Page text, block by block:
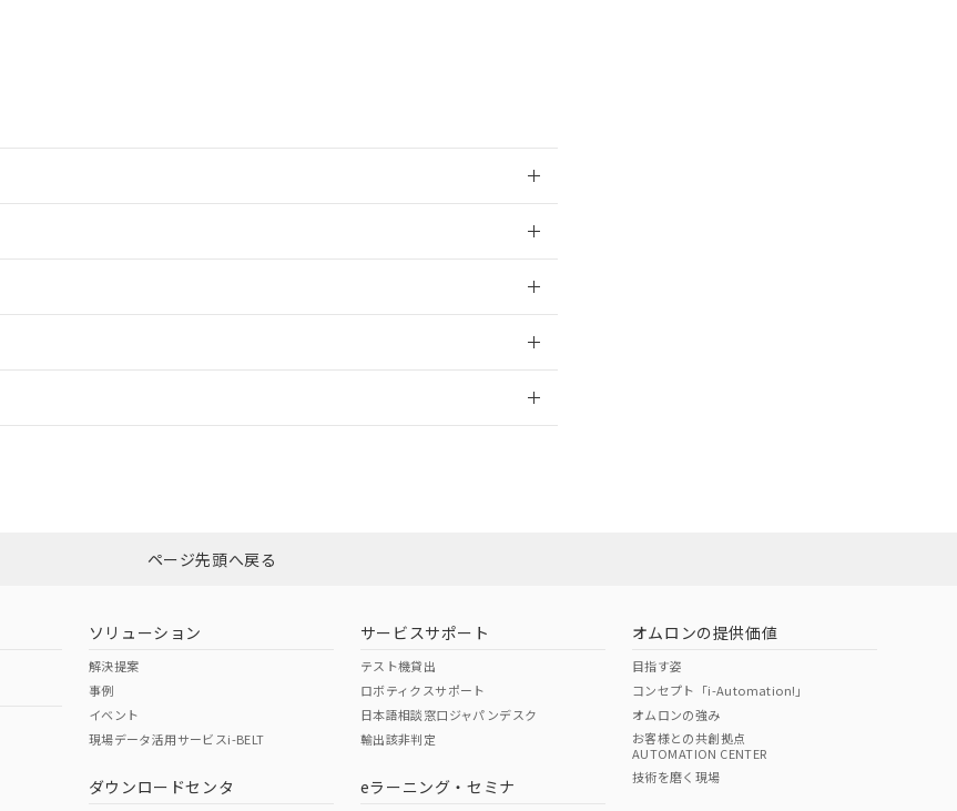
ダウンロードはこちらページ先頭へ戻る
ソリューション
解決提案
事例
イベント
現場データ活用サービスi-BELT
ダウンロードセンタ
サービスサポート
テスト機貸出
ロボティクスサポート
日本語相談窓口ジャパンデスク
輸出該非判定
eラーニング・セミナ
オムロンの提供価値
目指す姿
コンセプト「i-Automation!」
オムロンの強み
お客様との共創拠点
AUTOMATION CENTER
技術を磨く現場